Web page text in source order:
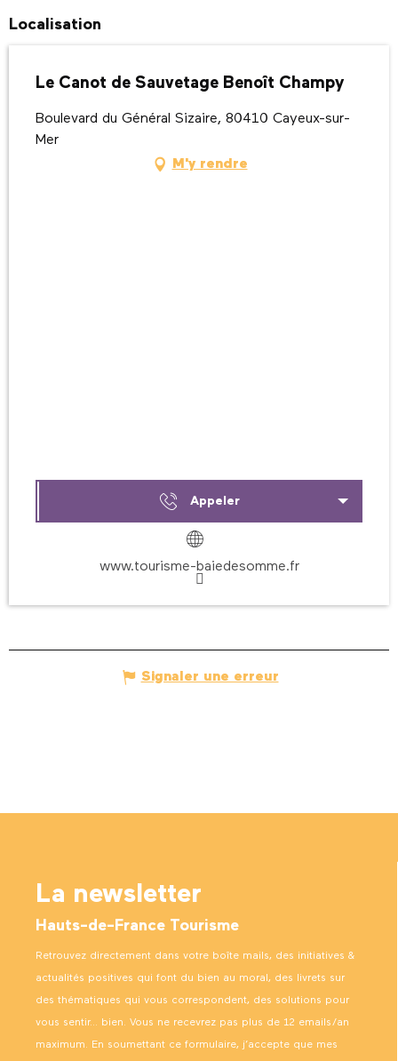
Localisation
Le Canot de Sauvetage Benoît Champy
Boulevard du Général Sizaire, 80410 Cayeux-sur-
Mer
M'y rendre
Appeler
www.tourisme-baiedesomme.fr
Signaler une erreur
La newsletter
Hauts-de-France Tourisme
Retrouvez directement dans votre boîte mails, des initiatives &
actualités positives qui font du bien au moral, des livrets sur
des thématiques qui vous correspondent, des solutions pour
vous sentir… bien. Vous ne recevrez pas plus de 12 emails/an
maximum. En soumettant ce formulaire, j’accepte que mes